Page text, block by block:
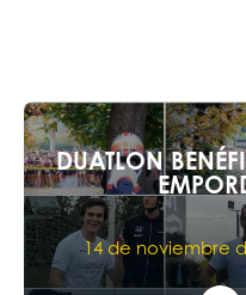
DUATLON
14 de noviembre